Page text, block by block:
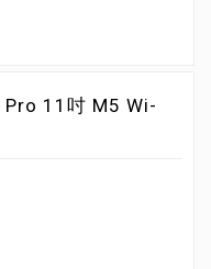
11吋 M5 Wi-